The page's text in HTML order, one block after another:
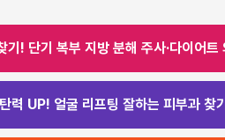
기! 단기 복부 지방 분해 주사·다이어트
력 UP! 얼굴 리프팅 잘하는 피부과 찾기